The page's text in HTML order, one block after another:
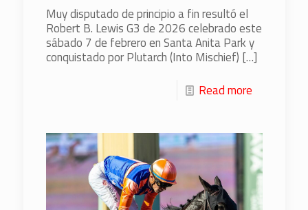
Muy disputado de principio a fin resultó el
Robert B. Lewis G3 de 2026 celebrado este
sábado 7 de febrero en Santa Anita Park y
conquistado por Plutarch (Into Mischief) […]
Read more